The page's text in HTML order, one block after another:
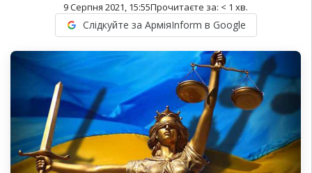
9 Серпня 2021, 15:55Прочитаєте за: < 1 хв.
Слідкуйте за АрміяInform в Google